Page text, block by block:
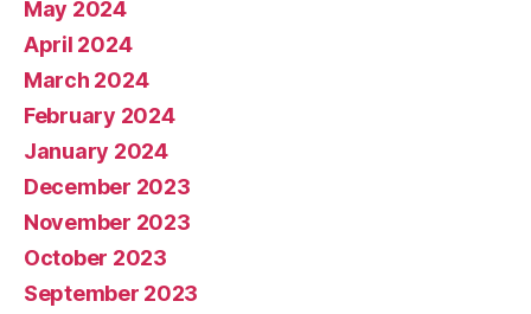
May 2024
April 2024
March 2024
February 2024
January 2024
December 2023
November 2023
October 2023
September 2023